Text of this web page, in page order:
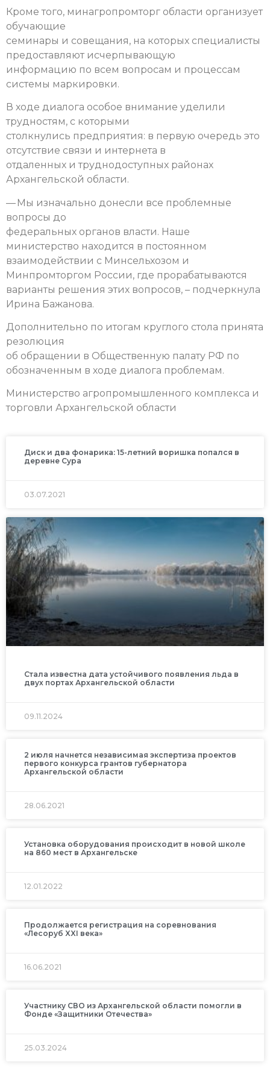
Кроме того, минагропромторг области организует
обучающие
семинары и совещания, на которых специалисты
предоставляют исчерпывающую
информацию по всем вопросам и процессам
системы маркировки.
В ходе диалога особое внимание уделили
трудностям, с которыми
столкнулись предприятия: в первую очередь это
отсутствие связи и интернета в
отдаленных и труднодоступных районах
Архангельской области.
— Мы изначально донесли все проблемные
вопросы до
федеральных органов власти. Наше
министерство находится в постоянном
взаимодействии с Минсельхозом и
Минпромторгом России, где прорабатываются
варианты решения этих вопросов, – подчеркнула
Ирина Бажанова.
Дополнительно по итогам круглого стола принята
резолюция
об обращении в Общественную палату РФ по
обозначенным в ходе диалога проблемам.
Министерство агропромышленного комплекса и
торговли Архангельской области
Диск и два фонарика: 15-летний воришка попался в
деревне Сура
03.07.2021
Стала известна дата устойчивого появления льда в
двух портах Архангельской области
09.11.2024
2 июля начнется независимая экспертиза проектов
первого конкурса грантов губернатора
Архангельской области
28.06.2021
Установка оборудования происходит в новой школе
на 860 мест в Архангельске
12.01.2022
Продолжается регистрация на соревнования
«Лесоруб XXI века»
16.06.2021
Участнику СВО из Архангельской области помогли в
Фонде «Защитники Отечества»
25.03.2024